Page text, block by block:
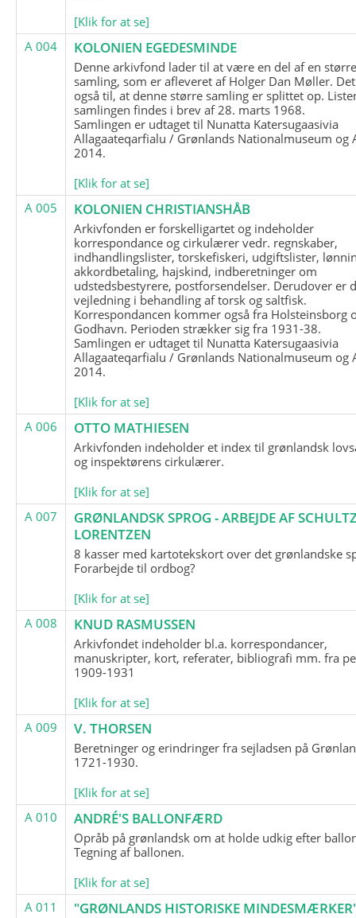
[Klik for at se]
A 004
KOLONIEN EGEDESMINDE
Denne arkivfond lader til at være en del af en
samling, som er afleveret af Holger Dan Møller.
også til, at denne større samling er splittet op.
samlingen findes i brev af 28. marts 1968.
Samlingen er udtaget til Nunatta Katersugaasivia
Allagaateqarfialu / Grønlands Nationalmuseum og
2014.
[Klik for at se]
A 005
KOLONIEN CHRISTIANSHÅB
Arkivfonden er forskelligartet og indeholder
korrespondance og cirkulærer vedr. regnskaber,
indhandlingslister, torskefiskeri, udgiftslister,
akkordbetaling, hajskind, indberetninger om
udstedsbestyrere, postforsendelser. Derudover er
vejledning i behandling af torsk og saltfisk.
Korrespondancen kommer også fra Holsteinsborg
Godhavn. Perioden strækker sig fra 1931-38.
Samlingen er udtaget til Nunatta Katersugaasivia
Allagaateqarfialu / Grønlands Nationalmuseum og
2014.
[Klik for at se]
A 006
OTTO MATHIESEN
Arkivfonden indeholder et index til grønlandsk
og inspektørens cirkulærer.
[Klik for at se]
A 007
GRØNLANDSK SPROG - ARBEJDE AF
LORENTZEN
8 kasser med kartotekskort over det grønlandske
Forarbejde til ordbog?
[Klik for at se]
A 008
KNUD RASMUSSEN
Arkivfondet indeholder bl.a. korrespondancer,
manuskripter, kort, referater, bibliografi mm. fra
1909-1931
[Klik for at se]
A 009
V. THORSEN
Beretninger og erindringer fra sejladsen på
1721-1930.
[Klik for at se]
A 010
ANDRÉ'S BALLONFÆRD
Opråb på grønlandsk om at holde udkig efter
Tegning af ballonen.
[Klik for at se]
A 011
"GRØNLANDS HISTORISKE